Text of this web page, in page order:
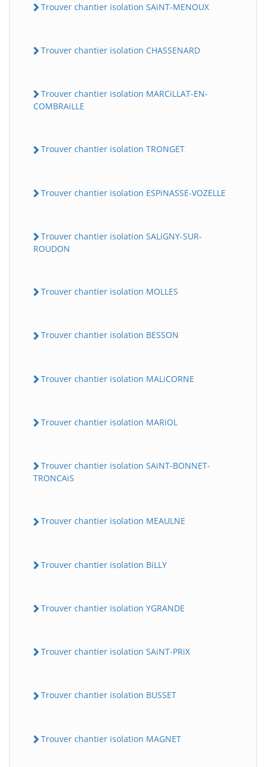
Trouver chantier isolation SAiNT-MENOUX
Trouver chantier isolation CHASSENARD
Trouver chantier isolation MARCiLLAT-EN-
COMBRAiLLE
Trouver chantier isolation TRONGET
Trouver chantier isolation ESPiNASSE-VOZELLE
Trouver chantier isolation SALiGNY-SUR-
ROUDON
Trouver chantier isolation MOLLES
Trouver chantier isolation BESSON
Trouver chantier isolation MALiCORNE
Trouver chantier isolation MARiOL
Trouver chantier isolation SAiNT-BONNET-
TRONCAiS
Trouver chantier isolation MEAULNE
Trouver chantier isolation BiLLY
Trouver chantier isolation YGRANDE
Trouver chantier isolation SAiNT-PRiX
Trouver chantier isolation BUSSET
Trouver chantier isolation MAGNET